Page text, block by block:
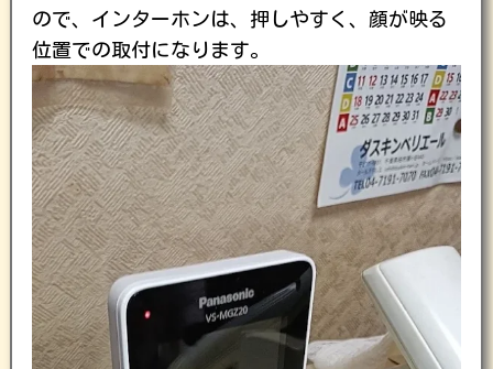
ので、インターホンは、押しやすく、顔が映る
位置での取付になります。